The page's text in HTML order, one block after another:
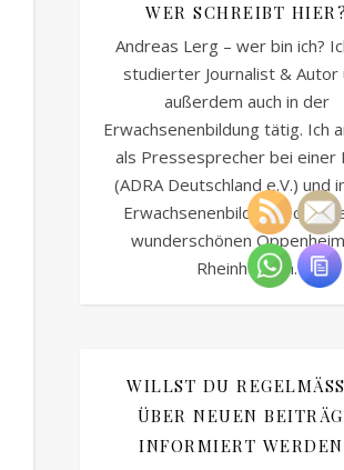
WER SCHREIBT HIER?
Andreas Lerg – wer bin ich?
studierter Journalist & Autor
außerdem auch in der
Erwachsenenbildung tätig. Ich
als Pressesprecher bei einer
(ADRA Deutschland e.V.) und
Erwachsenenbildung. Ich
wunderschönen
Rheinhessen.
WILLST DU
BER NEUEN
NFORMIERT WERDEN?